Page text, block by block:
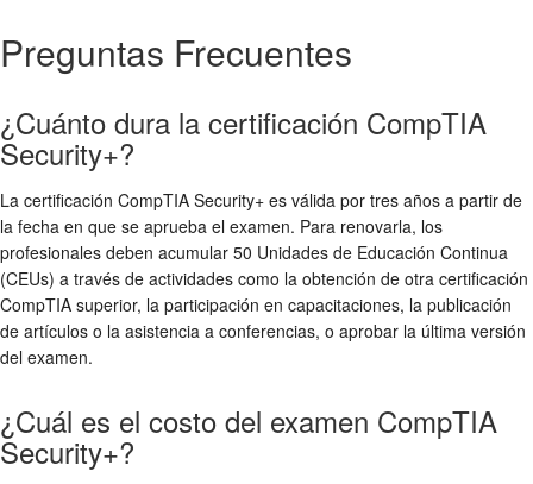
Preguntas Frecuentes
¿Cuánto dura la certificación CompTIA
Security+?
La certificación CompTIA Security+ es válida por tres años a partir de
la fecha en que se aprueba el examen. Para renovarla, los
profesionales deben acumular 50 Unidades de Educación Continua
(CEUs) a través de actividades como la obtención de otra certificación
CompTIA superior, la participación en capacitaciones, la publicación
de artículos o la asistencia a conferencias, o aprobar la última versión
del examen.
¿Cuál es el costo del examen CompTIA
Security+?